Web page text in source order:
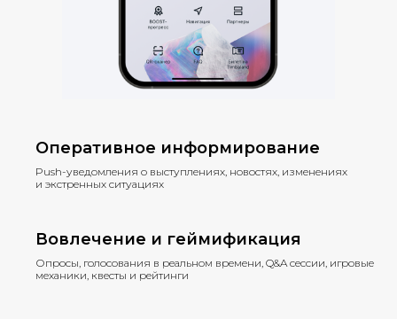
Оперативное информирование
Push-уведомления о выступлениях, новостях, изменениях
и экстренных ситуациях
Вовлечение и геймификация
Опросы, голосования в реальном времени, Q&A сессии, игровые
механики, квесты и рейтинги